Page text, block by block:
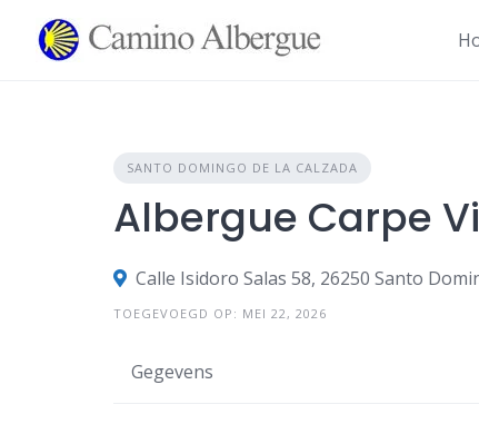
inhoud
SANTO DOMINGO DE LA CALZADA
Albergue Carpe
Calle Isidoro Salas 58, 26250 Santo
TOEGEVOEGD OP: MEI 22, 2026
Gegevens